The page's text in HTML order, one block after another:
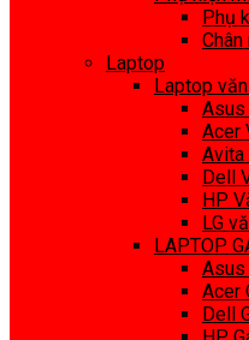
Phụ
Chân
Laptop
Laptop
Asus
Acer
Avita
Dell
HP
LG
LAPTOP
Asus
Acer
Dell